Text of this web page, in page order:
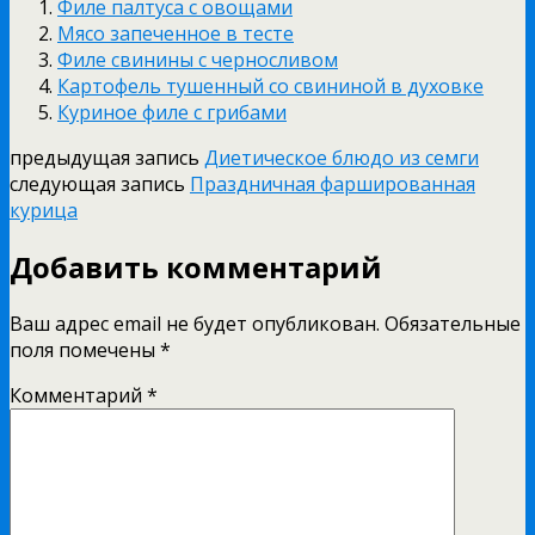
Филе палтуса с овощами
Мясо запеченное в тесте
Филе свинины с черносливом
Картофель тушенный со свининой в духовке
Куриное филе с грибами
предыдущая запись Диетическое блюдо из семги
следующая запись Праздничная фаршированная
курица
Добавить комментарий
Ваш адрес email не будет опубликован. Обязательные
поля помечены *
Комментарий *